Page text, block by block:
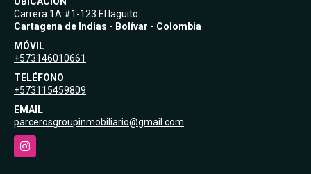
Carrera 1A #1-123 El laguito.
Cartagena de Indias - Bolívar - Colombia
MÓVIL
+573146010661
TELÉFONO
+573115459809
EMAIL
parcerosgroupinmobiliario@gmail.com
Instagram